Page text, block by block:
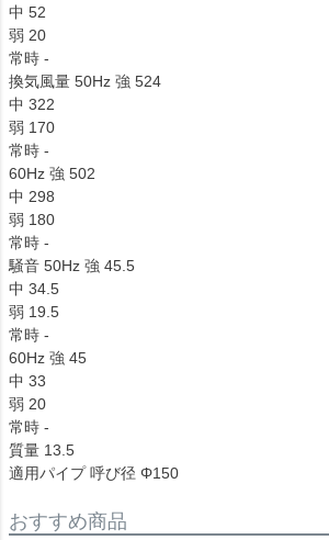
中 52
弱 20
常時 -
換気風量 50Hz 強 524
中 322
弱 170
常時 -
60Hz 強 502
中 298
弱 180
常時 -
騒音 50Hz 強 45.5
中 34.5
弱 19.5
常時 -
60Hz 強 45
中 33
弱 20
常時 -
質量 13.5
適用パイプ 呼び径 Φ150
おすすめ商品